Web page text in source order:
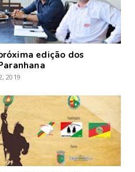
edição dos
2019